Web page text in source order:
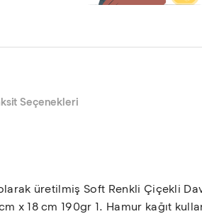
Seçenekleri
üretilmiş Soft Renkli Çiçekli
x 18 cm 190gr 1. Hamur kağıt